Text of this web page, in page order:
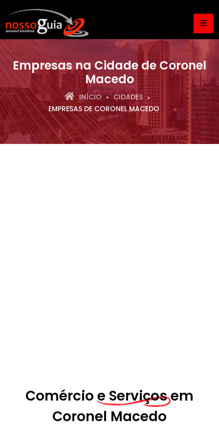
Empresas na Cidade de Coronel
Macedo
INÍCIO
CIDADES
EMPRESAS DE CORONEL MACEDO
Comércio e Serviços em
Coronel Macedo